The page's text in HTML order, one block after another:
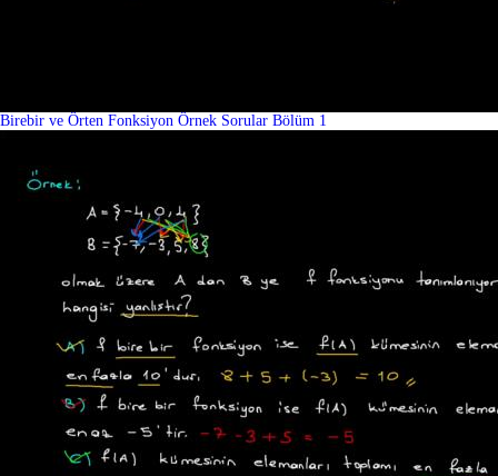
Birebir ve Örten Fonksiyon Örnek Sorular Bölüm 1